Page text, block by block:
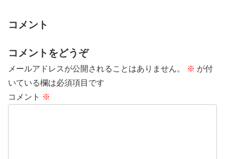
コメント
コメントをどうぞ
メールアドレスが公開されることはありません。 ※ が付
いている欄は必須項目です
コメント ※